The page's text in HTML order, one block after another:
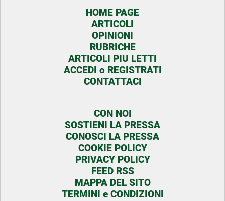
HOME PAGE
ARTICOLI
OPINIONI
RUBRICHE
ARTICOLI PIU LETTI
ACCEDI o REGISTRATI
CONTATTACI
CON NOI
SOSTIENI LA PRESSA
CONOSCI LA PRESSA
COOKIE POLICY
PRIVACY POLICY
FEED RSS
MAPPA DEL SITO
TERMINI e CONDIZIONI